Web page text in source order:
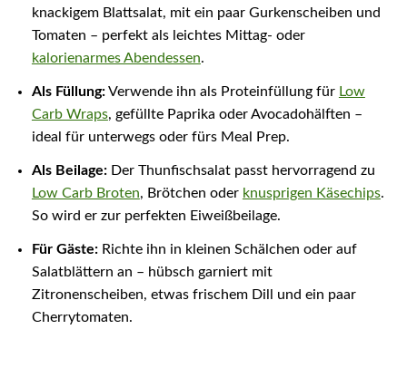
knackigem Blattsalat, mit ein paar Gurkenscheiben und
Tomaten – perfekt als leichtes Mittag- oder
kalorienarmes Abendessen.
Als Füllung:Verwende ihn als Proteinfüllung für Low
Carb Wraps, gefüllte Paprika oder Avocadohälften –
ideal für unterwegs oder fürs Meal Prep.
Als Beilage:Der Thunfischsalat passt hervorragend zu
Low Carb Broten, Brötchen oder knusprigen Käsechips.
So wird er zur perfekten Eiweißbeilage.
Für Gäste:Richte ihn in kleinen Schälchen oder auf
Salatblättern an – hübsch garniert mit
Zitronenscheiben, etwas frischem Dill und ein paar
Cherrytomaten.